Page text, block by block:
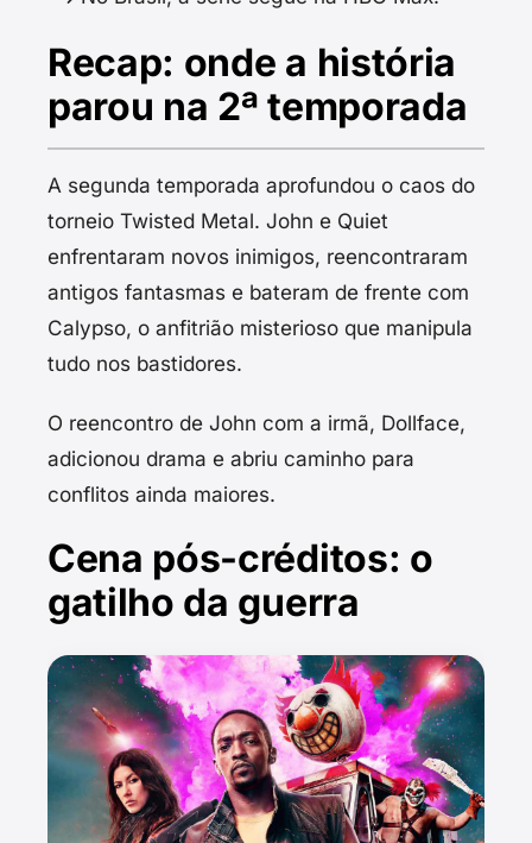
Recap: onde a história
parou na 2ª temporada
A segunda temporada aprofundou o caos do
torneio Twisted Metal. John e Quiet
enfrentaram novos inimigos, reencontraram
antigos fantasmas e bateram de frente com
Calypso, o anfitrião misterioso que manipula
tudo nos bastidores.
O reencontro de John com a irmã, Dollface,
adicionou drama e abriu caminho para
conflitos ainda maiores.
Cena pós-créditos: o
gatilho da guerra